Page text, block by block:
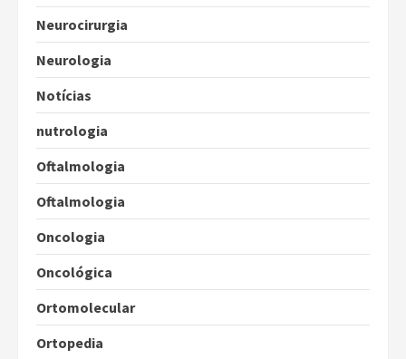
Neurocirurgia
Neurologia
Notícias
nutrologia
Oftalmologia
Oftalmologia
Oncologia
Oncológica
Ortomolecular
Ortopedia